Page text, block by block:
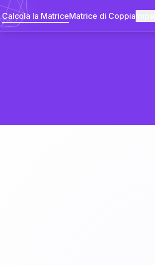
Calcola la MatriceMatrice di Coppia